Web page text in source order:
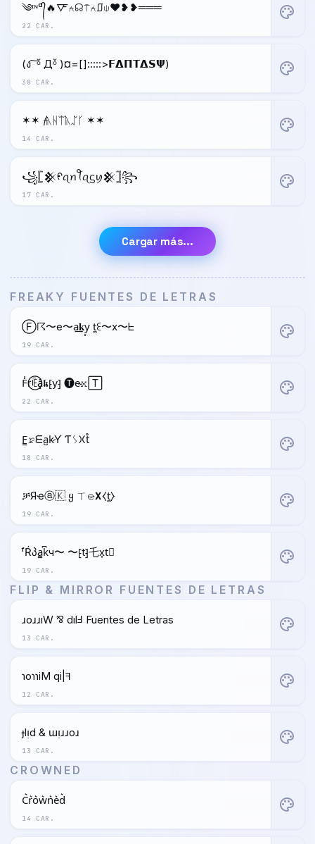
22 CAR.
༄ᶦᶰᵈ᭄🔥🜅⍲☊⍑⍲⎎⍦❤️❥❥═══ palette
38 CAR.
(ง ͠ ᵒ̌ Дᵒ̌ )¤=[]:::::>𝗙𝝙𝝥𝝩𝝙𝗦𝝭) palette
14 CAR.
✶✶ 𝓯ᚣᚺᛠᚣᛢᚴ ✶✶ palette
17 CAR.
꧁𓊈𒆜ᠻꪖꪀꪻꪖᦓꪗ𒆜𓊉꧂ palette
Cargar más...
FREAKY FUENTES DE LETRAS
19 CAR.
Ⓕ☈〜e〜a͢𝐤y͙ t̼ꏂ〜x〜ᖶ palette
22 CAR.
F̾r⃝ꍟa͓̽𝖐⁅y⁆ 🅣e̴𝚡🅃 palette
18 CAR.
F̳𝚛̷ᗴa̺k̷Ƴ Ƭᛊ𐠷t̊ palette
19 CAR.
ቻЯҽⓐ🇰 ყ ㄒ𝚎̷𝝬⧼t̼⧽ palette
19 CAR.
ᶠŔპa̳k͆ч〜 〜⁅t⁆乇x͎t⃒ palette
FLIP & MIRROR FUENTES DE LETRAS
13 CAR.
ɹoɹɹıW ⅋ dılℲ Fuentes de Letras palette
12 CAR.
ɿoɿɿiM qi|ꟻ palette
13 CAR.
ɟlᴉd & ɯᴉɹɹoɹ palette
CROWNED
14 CAR.
C͛r͛o͛w͛n͛e͛d͛ palette